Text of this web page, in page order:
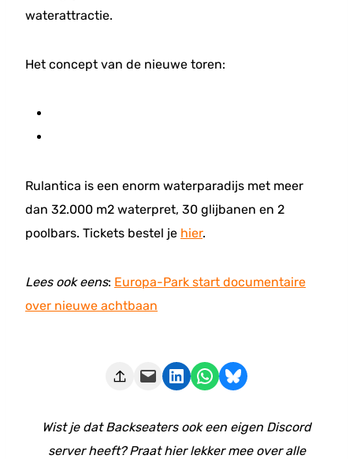
waterattractie.
Het concept van de nieuwe toren:
Rulantica is een enorm waterparadijs met meer
dan 32.000 m2 waterpret, 30 glijbanen en 2
poolbars. Tickets bestel je hier.
Lees ook eens: Europa-Park start documentaire
over nieuwe achtbaan
Deze pagina e-mailen Delen op LinkedIn Delen via WhatsApp Share on Bluesky
Wist je dat Backseaters ook een eigen Discord
server heeft? Praat hier lekker mee over alle